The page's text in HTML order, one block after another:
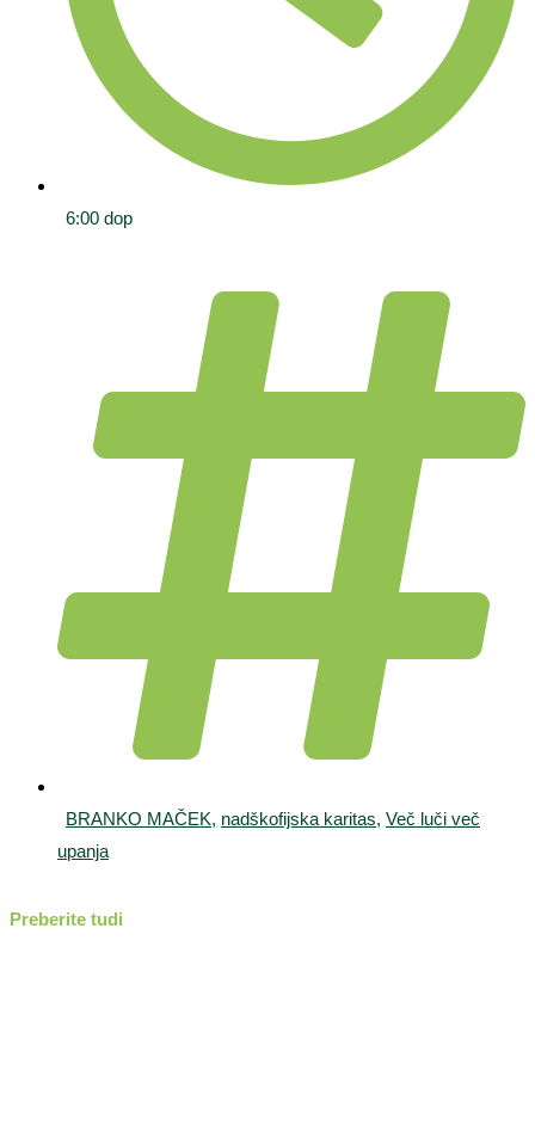
6:00 dop
BRANKO MAČEK, nadškofijska karitas, Več luči več
upanja
Preberite tudi